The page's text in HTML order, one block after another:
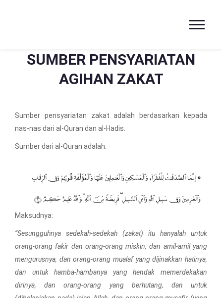
SUMBER PENSYARIATAN
AGIHAN ZAKAT
Sumber pensyariatan zakat adalah berdasarkan kepada
nas-nas dari al-Quran dan al-Hadis.
Sumber dari al-Quran adalah:
Maksudnya:
“Sesungguhnya sedekah-sedekah (zakat) itu hanyalah untuk
orang-orang fakir dan orang-orang miskin, dan amil-amil yang
mengurusnya, dan orang-orang mualaf yang dijinakkan hatinya,
dan untuk hamba-hambanya yang hendak memerdekakan
dirinya, dan orang-orang yang berhutang, dan untuk